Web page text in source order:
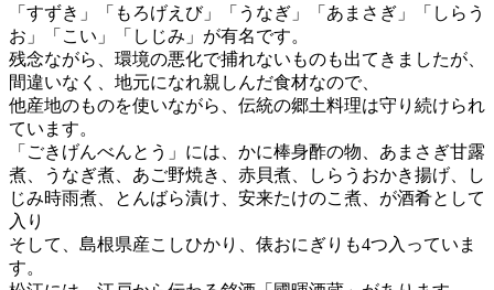
「すずき」「もろげえび」「うなぎ」「あまさぎ」「しらう
お」「こい」「しじみ」が有名です。
残念ながら、環境の悪化で捕れないものも出てきましたが、
間違いなく、地元になれ親しんだ食材なので、
他産地のものを使いながら、伝統の郷土料理は守り続けられ
ています。
「ごきげんべんとう」には、かに棒身酢の物、あまさぎ甘露
煮、うなぎ煮、あご野焼き、赤貝煮、しらうおかき揚げ、し
じみ時雨煮、とんばら漬け、安来たけのこ煮、が酒肴として
入り
そして、島根県産こしひかり、俵おにぎりも4つ入っていま
す。